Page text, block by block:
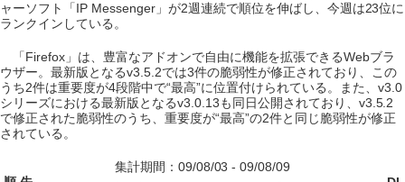
ャーソフト「IP Messenger」が2週連続で順位を伸ばし、今週は23位に
ランクインしている。
「Firefox」は、豊富なアドオンで自由に機能を拡張できるWebブラ
ウザー。最新版となるv3.5.2では3件の脆弱性が修正されており、この
うち2件は重要度が4段階中で“最高”に位置付けられている。また、v3.0
シリーズにおける最新版となるv3.0.13も同日公開されており、v3.5.2
で修正された脆弱性のうち、重要度が“最高”の2件と同じ脆弱性が修正
されている。
集計期間：09/08/03 - 09/08/09